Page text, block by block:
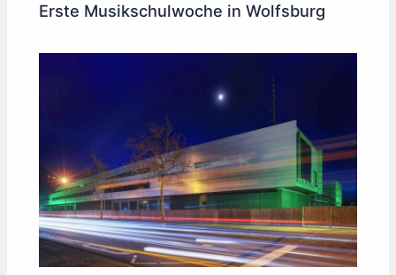
Erste Musikschulwoche in Wolfsburg